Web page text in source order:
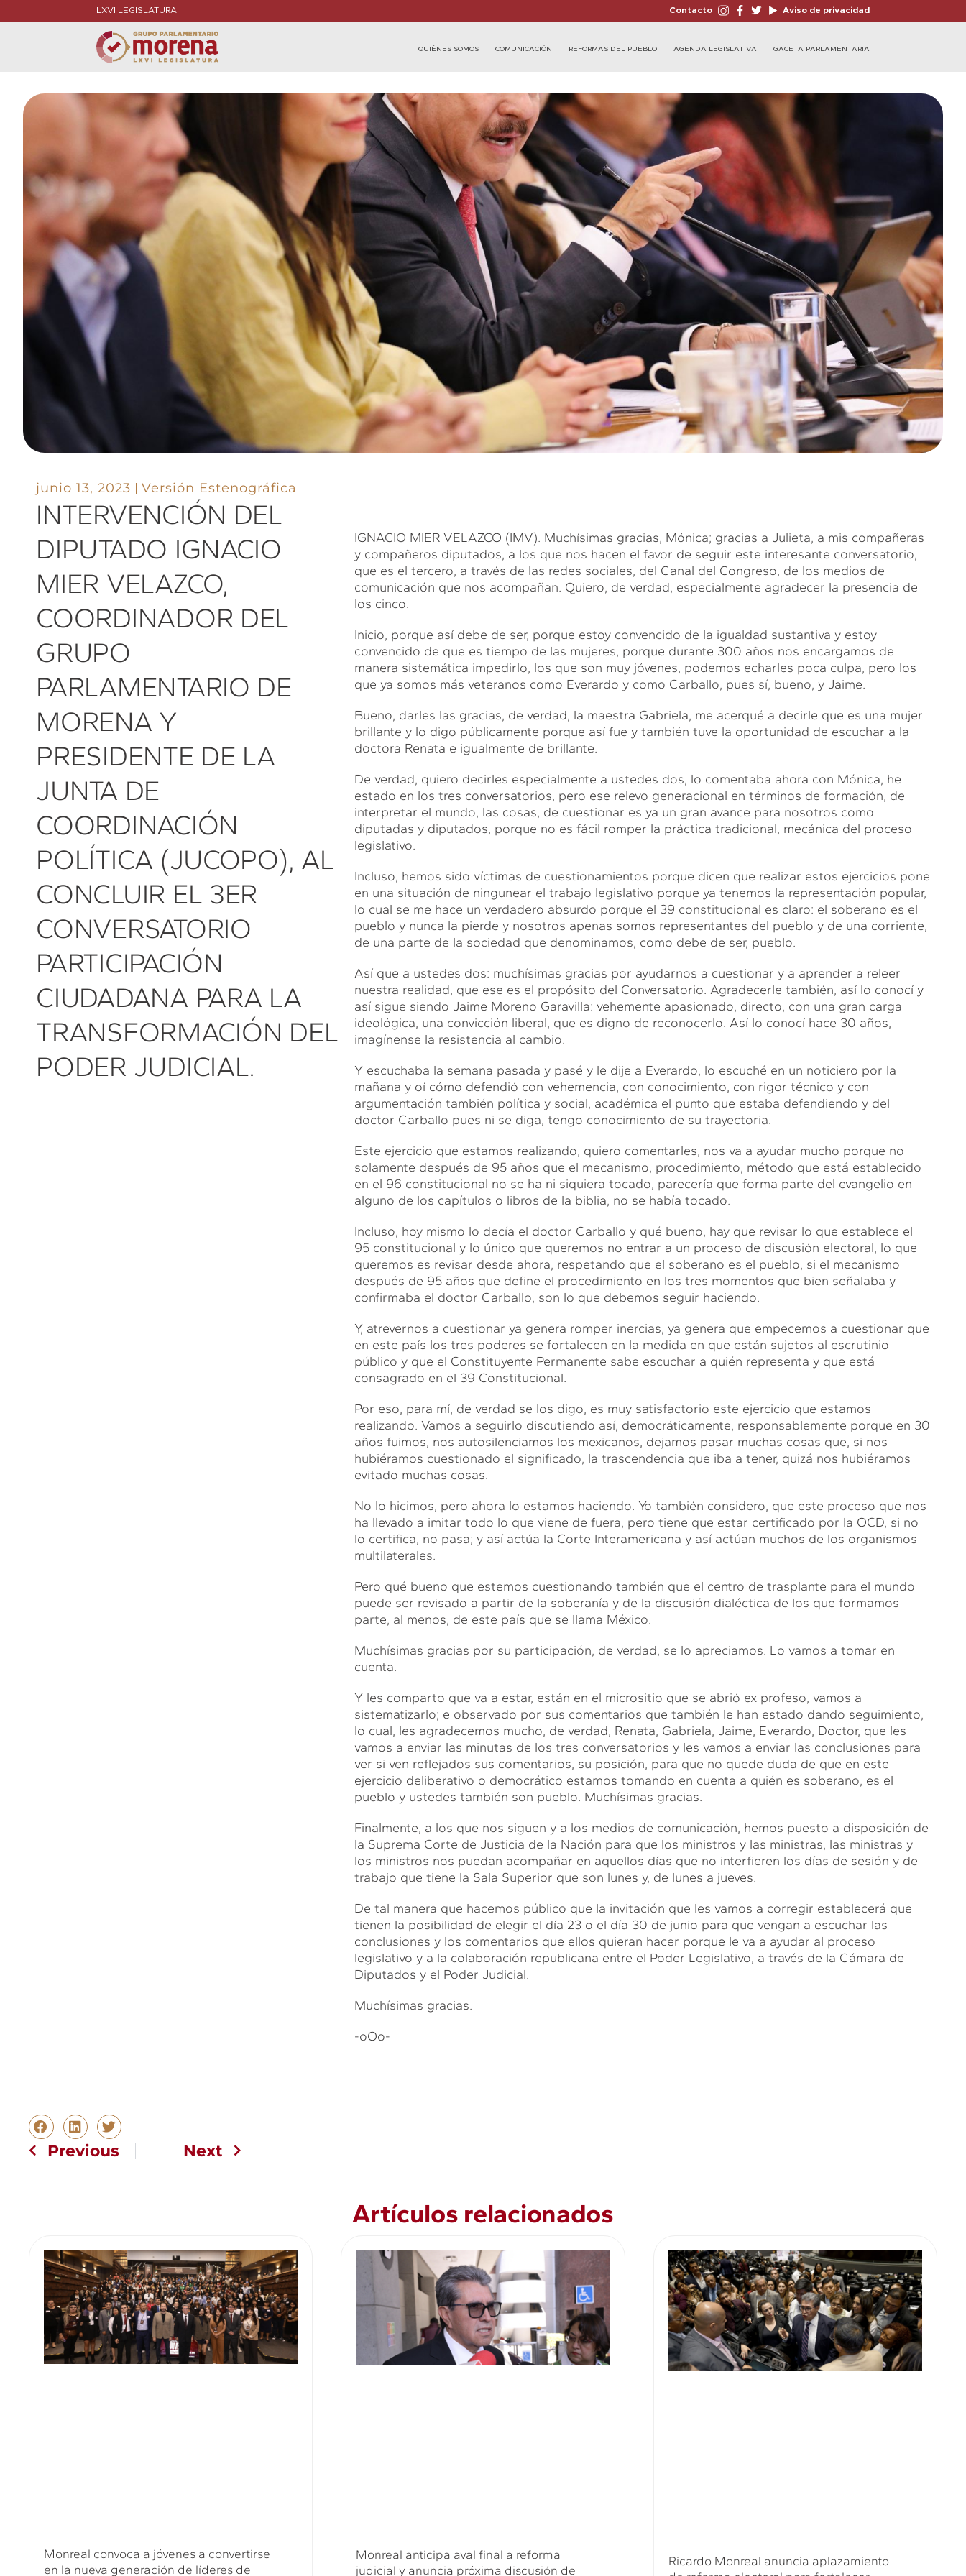
LXVI LEGISLATURA Contacto Aviso de privacidad
QUIÉNES SOMOS COMUNICACIÓN REFORMAS DEL PUEBLO AGENDA LEGISLATIVA GACETA PARLAMENTARIA
junio 13, 2023 Versión Estenográfica
INTERVENCIÓN DEL
DIPUTADO IGNACIO
MIER VELAZCO,
COORDINADOR DEL
GRUPO
PARLAMENTARIO DE
MORENA Y
PRESIDENTE DE LA
JUNTA DE
COORDINACIÓN
POLÍTICA (JUCOPO), AL
CONCLUIR EL 3ER
CONVERSATORIO
PARTICIPACIÓN
CIUDADANA PARA LA
TRANSFORMACIÓN DEL
PODER JUDICIAL.
IGNACIO MIER VELAZCO (IMV). Muchísimas gracias, Mónica; gracias a Julieta, a mis compañeras
y compañeros diputados, a los que nos hacen el favor de seguir este interesante conversatorio,
que es el tercero, a través de las redes sociales, del Canal del Congreso, de los medios de
comunicación que nos acompañan. Quiero, de verdad, especialmente agradecer la presencia de
los cinco.
Inicio, porque así debe de ser, porque estoy convencido de la igualdad sustantiva y estoy
convencido de que es tiempo de las mujeres, porque durante 300 años nos encargamos de
manera sistemática impedirlo, los que son muy jóvenes, podemos echarles poca culpa, pero los
que ya somos más veteranos como Everardo y como Carballo, pues sí, bueno, y Jaime.
Bueno, darles las gracias, de verdad, la maestra Gabriela, me acerqué a decirle que es una mujer
brillante y lo digo públicamente porque así fue y también tuve la oportunidad de escuchar a la
doctora Renata e igualmente de brillante.
De verdad, quiero decirles especialmente a ustedes dos, lo comentaba ahora con Mónica, he
estado en los tres conversatorios, pero ese relevo generacional en términos de formación, de
interpretar el mundo, las cosas, de cuestionar es ya un gran avance para nosotros como
diputadas y diputados, porque no es fácil romper la práctica tradicional, mecánica del proceso
legislativo.
Incluso, hemos sido víctimas de cuestionamientos porque dicen que realizar estos ejercicios pone
en una situación de ningunear el trabajo legislativo porque ya tenemos la representación popular,
lo cual se me hace un verdadero absurdo porque el 39 constitucional es claro: el soberano es el
pueblo y nunca la pierde y nosotros apenas somos representantes del pueblo y de una corriente,
de una parte de la sociedad que denominamos, como debe de ser, pueblo.
Así que a ustedes dos: muchísimas gracias por ayudarnos a cuestionar y a aprender a releer
nuestra realidad, que ese es el propósito del Conversatorio. Agradecerle también, así lo conocí y
así sigue siendo Jaime Moreno Garavilla: vehemente apasionado, directo, con una gran carga
ideológica, una convicción liberal, que es digno de reconocerlo. Así lo conocí hace 30 años,
imagínense la resistencia al cambio.
Y escuchaba la semana pasada y pasé y le dije a Everardo, lo escuché en un noticiero por la
mañana y oí cómo defendió con vehemencia, con conocimiento, con rigor técnico y con
argumentación también política y social, académica el punto que estaba defendiendo y del
doctor Carballo pues ni se diga, tengo conocimiento de su trayectoria.
Este ejercicio que estamos realizando, quiero comentarles, nos va a ayudar mucho porque no
solamente después de 95 años que el mecanismo, procedimiento, método que está establecido
en el 96 constitucional no se ha ni siquiera tocado, parecería que forma parte del evangelio en
alguno de los capítulos o libros de la biblia, no se había tocado.
Incluso, hoy mismo lo decía el doctor Carballo y qué bueno, hay que revisar lo que establece el
95 constitucional y lo único que queremos no entrar a un proceso de discusión electoral, lo que
queremos es revisar desde ahora, respetando que el soberano es el pueblo, si el mecanismo
después de 95 años que define el procedimiento en los tres momentos que bien señalaba y
confirmaba el doctor Carballo, son lo que debemos seguir haciendo.
Y, atrevernos a cuestionar ya genera romper inercias, ya genera que empecemos a cuestionar que
en este país los tres poderes se fortalecen en la medida en que están sujetos al escrutinio
público y que el Constituyente Permanente sabe escuchar a quién representa y que está
consagrado en el 39 Constitucional.
Por eso, para mí, de verdad se los digo, es muy satisfactorio este ejercicio que estamos
realizando. Vamos a seguirlo discutiendo así, democráticamente, responsablemente porque en 30
años fuimos, nos autosilenciamos los mexicanos, dejamos pasar muchas cosas que, si nos
hubiéramos cuestionado el significado, la trascendencia que iba a tener, quizá nos hubiéramos
evitado muchas cosas.
No lo hicimos, pero ahora lo estamos haciendo. Yo también considero, que este proceso que nos
ha llevado a imitar todo lo que viene de fuera, pero tiene que estar certificado por la OCD, si no
lo certifica, no pasa; y así actúa la Corte Interamericana y así actúan muchos de los organismos
multilaterales.
Pero qué bueno que estemos cuestionando también que el centro de trasplante para el mundo
puede ser revisado a partir de la soberanía y de la discusión dialéctica de los que formamos
parte, al menos, de este país que se llama México.
Muchísimas gracias por su participación, de verdad, se lo apreciamos. Lo vamos a tomar en
cuenta.
Y les comparto que va a estar, están en el micrositio que se abrió ex profeso, vamos a
sistematizarlo; e observado por sus comentarios que también le han estado dando seguimiento,
lo cual, les agradecemos mucho, de verdad, Renata, Gabriela, Jaime, Everardo, Doctor, que les
vamos a enviar las minutas de los tres conversatorios y les vamos a enviar las conclusiones para
ver si ven reflejados sus comentarios, su posición, para que no quede duda de que en este
ejercicio deliberativo o democrático estamos tomando en cuenta a quién es soberano, es el
pueblo y ustedes también son pueblo. Muchísimas gracias.
Finalmente, a los que nos siguen y a los medios de comunicación, hemos puesto a disposición de
la Suprema Corte de Justicia de la Nación para que los ministros y las ministras, las ministras y
los ministros nos puedan acompañar en aquellos días que no interfieren los días de sesión y de
trabajo que tiene la Sala Superior que son lunes y, de lunes a jueves.
De tal manera que hacemos público que la invitación que les vamos a corregir establecerá que
tienen la posibilidad de elegir el día 23 o el día 30 de junio para que vengan a escuchar las
conclusiones y los comentarios que ellos quieran hacer porque le va a ayudar al proceso
legislativo y a la colaboración republicana entre el Poder Legislativo, a través de la Cámara de
Diputados y el Poder Judicial.
Muchísimas gracias.
-oOo-
Previous Next
Artículos relacionados
Monreal convoca a jóvenes a convertirse
en la nueva generación de líderes de
Monreal anticipa aval final a reforma
judicial y anuncia próxima discusión de
Ricardo Monreal anuncia aplazamiento